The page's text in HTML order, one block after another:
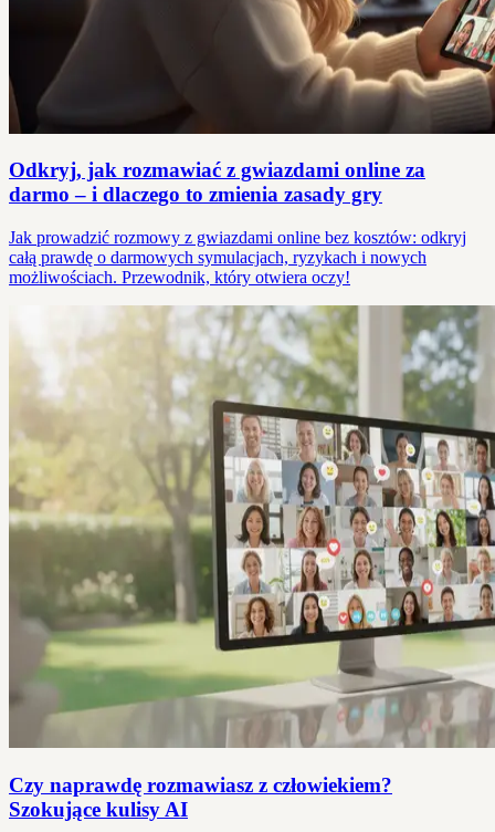
Odkryj, jak rozmawiać z gwiazdami online za
darmo – i dlaczego to zmienia zasady gry
Jak prowadzić rozmowy z gwiazdami online bez kosztów: odkryj
całą prawdę o darmowych symulacjach, ryzykach i nowych
możliwościach. Przewodnik, który otwiera oczy!
Czy naprawdę rozmawiasz z człowiekiem?
Szokujące kulisy AI